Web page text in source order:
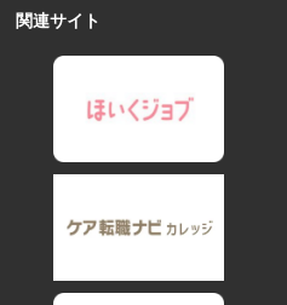
関連サイト